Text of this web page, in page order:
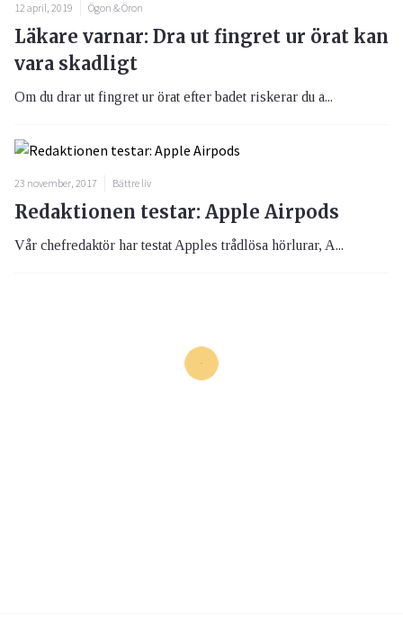
12 april, 2019 Ögon & Öron
Läkare varnar: Dra ut fingret ur örat kan
vara skadligt
Om du drar ut fingret ur örat efter badet riskerar du a...
23 november, 2017 Bättre liv
Redaktionen testar: Apple Airpods
Vår chefredaktör har testat Apples trådlösa hörlurar, A...